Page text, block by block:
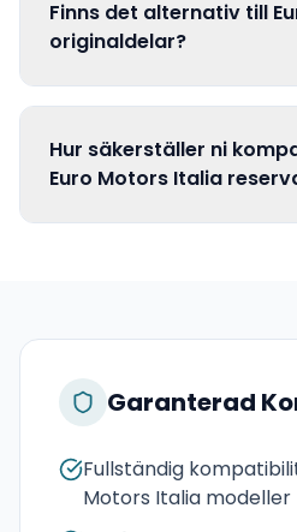
Finns det alternativ till
originaldelar?
Hur säkerställer ni
Euro Motors Italia
Garanterad
Fullständig
Motors Italia modeller